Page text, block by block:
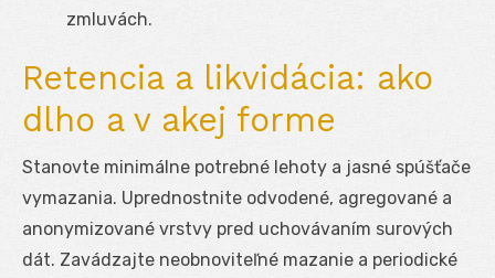
zmluvách.
Retencia a likvidácia: ako
dlho a v akej forme
Stanovte minimálne potrebné lehoty a jasné spúšťače
vymazania. Uprednostnite odvodené, agregované a
anonymizované vrstvy pred uchovávaním surových
dát. Zavádzajte neobnoviteľné mazanie a periodické